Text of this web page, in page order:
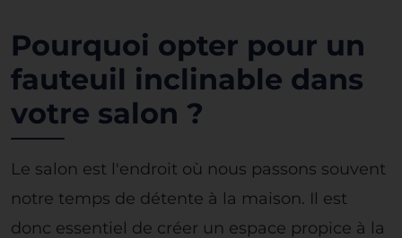
Pourquoi opter pour un
fauteuil inclinable dans
votre salon ?
Le salon est l'endroit où nous passons souvent
notre temps de détente à la maison. Il est
donc essentiel de créer un espace propice à la